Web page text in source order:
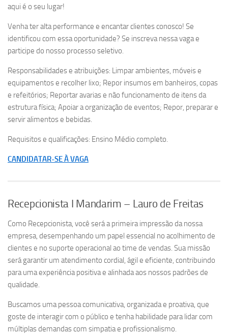
aqui é o seu lugar!
Venha ter alta performance e encantar clientes conosco! Se
identificou com essa oportunidade? Se inscreva nessa vaga e
participe do nosso processo seletivo.
Responsabilidades e atribuições: Limpar ambientes, móveis e
equipamentos e recolher lixo; Repor insumos em banheiros, copas
e refeitórios; Reportar avarias e não funcionamento de itens da
estrutura física; Apoiar a organização de eventos; Repor, preparar e
servir alimentos e bebidas.
Requisitos e qualificações: Ensino Médio completo.
CANDIDATAR-SE À VAGA
Recepcionista I Mandarim – Lauro de Freitas
Como Recepcionista, você será a primeira impressão da nossa
empresa, desempenhando um papel essencial no acolhimento de
clientes e no suporte operacional ao time de vendas. Sua missão
será garantir um atendimento cordial, ágil e eficiente, contribuindo
para uma experiência positiva e alinhada aos nossos padrões de
qualidade.
Buscamos uma pessoa comunicativa, organizada e proativa, que
goste de interagir com o público e tenha habilidade para lidar com
múltiplas demandas com simpatia e profissionalismo.